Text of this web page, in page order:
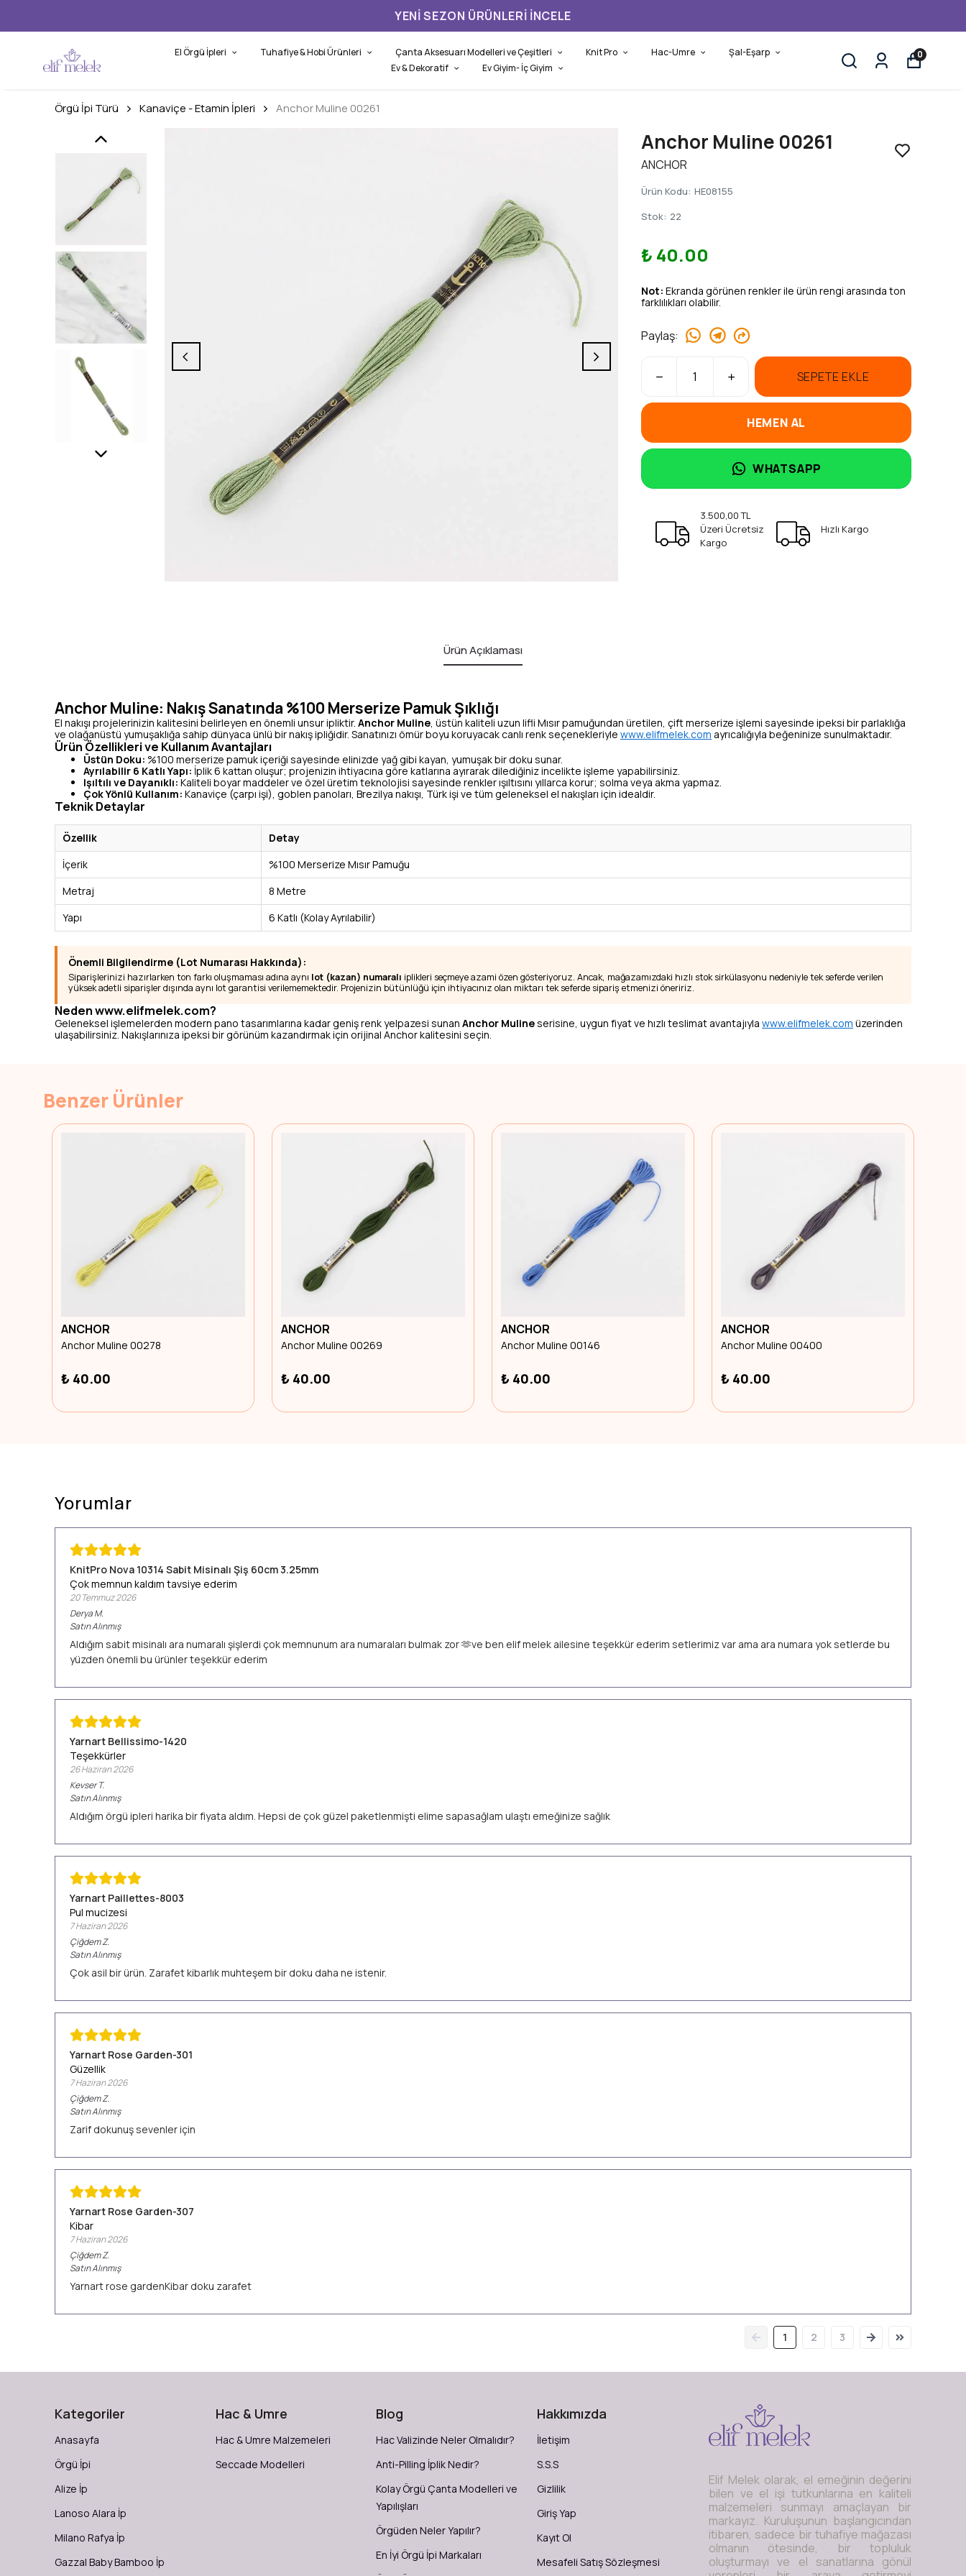
3.500,00 TL ÜZERI ÜCRETSIZ KARGO
El Örgü İpleri Tuhafiye & Hobi Ürünleri Çanta Aksesuarı Modelleri ve Çeşitleri Knit Pro Hac-Umre
Şal-Eşarp
Ev & Dekoratif
Ev Giyim- İç Giyim
0
Örgü İpi Türü Kanaviçe - Etamin İpleri Anchor Muline 00261
Anchor Muline 00261
ANCHOR
Ürün Kodu: HE08155
Stok: 22
₺ 40.00
Not: Ekranda görünen renkler ile ürün rengi arasında ton
farklılıkları olabilir.
Paylaş:
SEPETE EKLE
HEMEN AL
WHATSAPP
3.500,00 TL
Üzeri Ücretsiz
Kargo
Hızlı Kargo
Ürün Açıklaması
Anchor Muline: Nakış Sanatında %100 Merserize Pamuk Şıklığı
El nakışı projelerinizin kalitesini belirleyen en önemli unsur ipliktir. Anchor Muline, üstün kaliteli uzun lifli Mısır pamuğundan üretilen, çift merserize işlemi sayesinde ipeksi bir parlaklığa
ve olağanüstü yumuşaklığa sahip dünyaca ünlü bir nakış ipliğidir. Sanatınızı ömür boyu koruyacak canlı renk seçenekleriyle www.elifmelek.com ayrıcalığıyla beğeninize sunulmaktadır.
Ürün Özellikleri ve Kullanım Avantajları
Üstün Doku: %100 merserize pamuk içeriği sayesinde elinizde yağ gibi kayan, yumuşak bir doku sunar.
Ayrılabilir 6 Katlı Yapı: İplik 6 kattan oluşur; projenizin ihtiyacına göre katlarına ayırarak dilediğiniz incelikte işleme yapabilirsiniz.
Işıltılı ve Dayanıklı: Kaliteli boyar maddeler ve özel üretim teknolojisi sayesinde renkler ışıltısını yıllarca korur; solma veya akma yapmaz.
Çok Yönlü Kullanım: Kanaviçe (çarpı işi), goblen panoları, Brezilya nakışı, Türk işi ve tüm geleneksel el nakışları için idealdir.
Teknik Detaylar
Özellik
Detay
İçerik
%100 Merserize Mısır Pamuğu
Metraj
8 Metre
Yapı
6 Katlı (Kolay Ayrılabilir)
Önemli Bilgilendirme (Lot Numarası Hakkında):
Siparişlerinizi hazırlarken ton farkı oluşmaması adına aynı lot (kazan) numaralı iplikleri seçmeye azami özen gösteriyoruz. Ancak, mağazamızdaki hızlı stok sirkülasyonu nedeniyle tek seferde verilen
yüksek adetli siparişler dışında aynı lot garantisi verilememektedir. Projenizin bütünlüğü için ihtiyacınız olan miktarı tek seferde sipariş etmenizi öneririz.
Neden www.elifmelek.com?
Geleneksel işlemelerden modern pano tasarımlarına kadar geniş renk yelpazesi sunan Anchor Mulineserisine, uygun fiyat ve hızlı teslimat avantajıyla www.elifmelek.com üzerinden
ulaşabilirsiniz. Nakışlarınıza ipeksi bir görünüm kazandırmak için orijinal Anchor kalitesini seçin.
Benzer Ürünler
ANCHOR
Anchor Muline 00278
₺ 40.00
ANCHOR
Anchor Muline 00269
₺ 40.00
ANCHOR
Anchor Muline 00146
₺ 40.00
ANCHOR
Anchor Muline 00400
₺ 40.00
Yorumlar
KnitPro Nova 10314 Sabit Misinalı Şiş 60cm 3.25mm
Çok memnun kaldım tavsiye ederim
20 Temmuz 2026
DeryaM.
Satın Alınmış
Aldığım sabit misinalı ara numaralı şişlerdi çok memnunum ara numaraları bulmak zor 🫶ve ben elif melek ailesine teşekkür ederim setlerimiz var ama ara numara yok setlerde bu
yüzden önemli bu ürünler teşekkür ederim
Yarnart Bellissimo-1420
Teşekkürler
26 Haziran 2026
Kevser T.
Satın Alınmış
Aldığım örgü ipleri harika bir fiyata aldım. Hepsi de çok güzel paketlenmişti elime sapasağlam ulaştı emeğinize sağlık
Yarnart Paillettes-8003
Pul mucizesi
7 Haziran 2026
ÇiğdemZ.
Satın Alınmış
Çok asil bir ürün. Zarafet kibarlık muhteşem bir doku daha ne istenir.
Yarnart Rose Garden-301
Güzellik
7 Haziran 2026
ÇiğdemZ.
Satın Alınmış
Zarif dokunuş sevenler için
Yarnart Rose Garden-307
Kibar
7 Haziran 2026
ÇiğdemZ.
Satın Alınmış
Yarnart rose gardenKibar doku zarafet
1 2 3
Kategoriler
Anasayfa
Örgü İpi
Alize İp
Lanoso Alara İp
Milano Rafya İp
Gazzal Baby Bamboo İp
Hac & Umre
Hac & Umre Malzemeleri
Seccade Modelleri
Blog
Hac Valizinde Neler Olmalıdır?
Anti-Pilling İplik Nedir?
Kolay Örgü Çanta Modelleri ve
Yapılışları
Örgüden Neler Yapılır?
En İyi Örgü İpi Markaları
Hakkımızda
İletişim
S.S.S
Gizlilik
Giriş Yap
Kayıt Ol
Mesafeli Satış Sözleşmesi
Elif Melek olarak, el emeğinin değerini
bilen ve el işi tutkunlarına en kaliteli
malzemeleri sunmayı amaçlayan bir
markayız. Kuruluşunun başlangıcından
itibaren, sadece bir tuhafiye mağazası
olmanın ötesinde, bir topluluk
oluşturmayı ve el sanatlarına gönül